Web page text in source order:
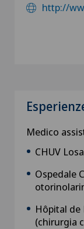
http://
Medico
CHUV
Ospedale
Hôpital de
(chirurgia